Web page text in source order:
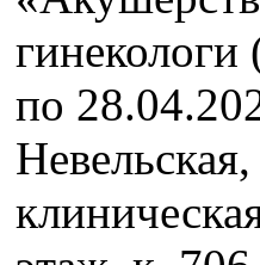
по